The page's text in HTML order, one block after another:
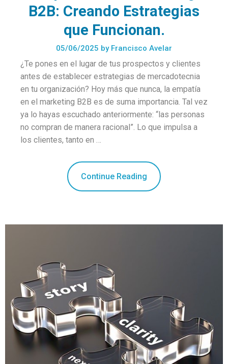
B2B: Creando Estrategias
que Funcionan.
05/06/2025 byFrancisco Avelar
¿Te pones en el lugar de tus prospectos y clientes
antes de establecer estrategias de mercadotecnia
en tu organización? Hoy más que nunca, la empatía
en el marketing B2B es de suma importancia. Tal vez
ya lo hayas escuchado anteriormente: “las personas
no compran de manera racional”. Lo que impulsa a
los clientes, tanto en …
Continue Reading